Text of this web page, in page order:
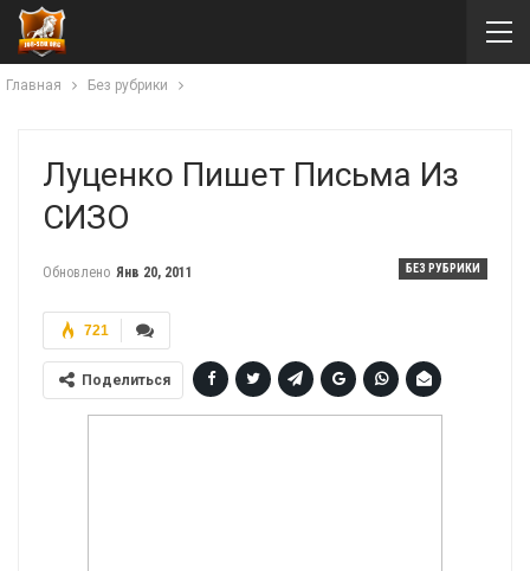
Главная Без рубрики
Луценко Пишет Письма Из
СИЗО
БЕЗ РУБРИКИ
Обновлено Янв 20, 2011
721
Поделиться